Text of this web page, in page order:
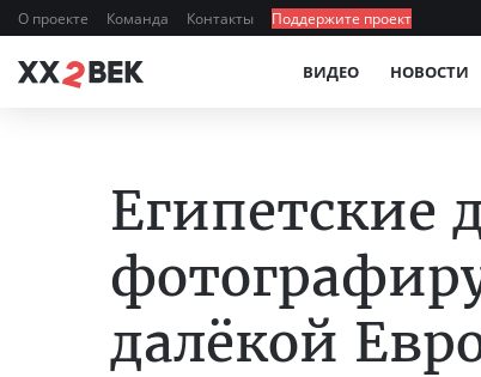
О проекте Команда Контакты Поддержите проект
ВИДЕО НОВОСТИ
Египетские
далёкой